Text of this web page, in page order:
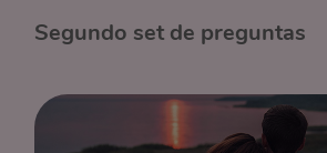
Segundo set de preguntas